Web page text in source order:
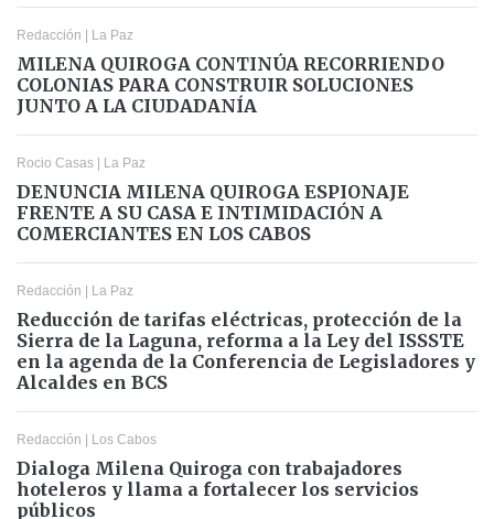
Redacción | La Paz
MILENA QUIROGA CONTINÚA RECORRIENDO
COLONIAS PARA CONSTRUIR SOLUCIONES
JUNTO A LA CIUDADANÍA
Rocio Casas | La Paz
DENUNCIA MILENA QUIROGA ESPIONAJE
FRENTE A SU CASA E INTIMIDACIÓN A
COMERCIANTES EN LOS CABOS
Redacción | La Paz
Reducción de tarifas eléctricas, protección de la
Sierra de la Laguna, reforma a la Ley del ISSSTE
en la agenda de la Conferencia de Legisladores y
Alcaldes en BCS
Redacción | Los Cabos
Dialoga Milena Quiroga con trabajadores
hoteleros y llama a fortalecer los servicios
públicos